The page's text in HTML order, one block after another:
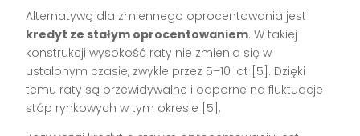
Alternatywą dla zmiennego oprocentowania jest
kredyt ze stałym oprocentowaniem. W takiej
konstrukcji wysokość raty nie zmienia się w
ustalonym czasie, zwykle przez 5–10 lat [5] . Dzięki
temu raty są przewidywalne i odporne na fluktuacje
stóp rynkowych w tym okresie [5] .